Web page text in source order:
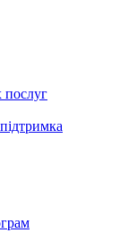
послуг